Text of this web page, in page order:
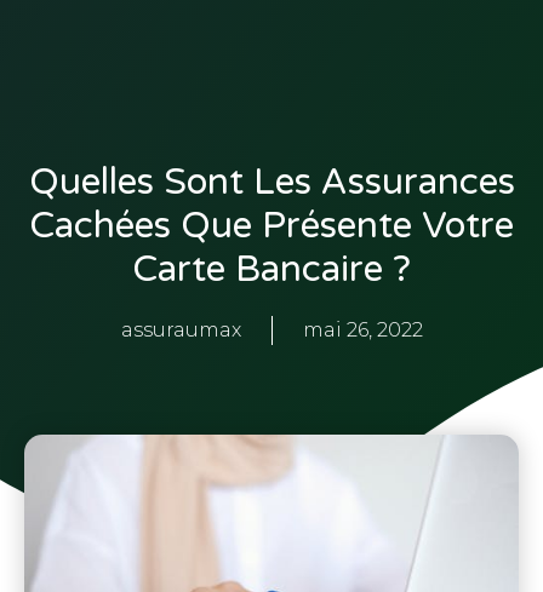
Quelles Sont Les Assurances
Cachées Que Présente Votre
Carte Bancaire ?
assuraumax mai 26, 2022